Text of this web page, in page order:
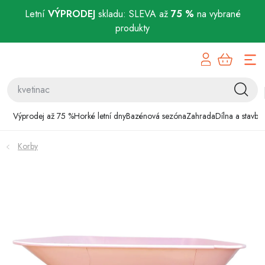
Letní VÝPRODEJskladu: SLEVA až 75 % na vybrané
produkty
Výprodej až 75 %Horké letní dnyBazénová sezónaZahradaDílna a stavba
Bazénová sezóna
Zahrada
Chovatelské potřeby
Korby